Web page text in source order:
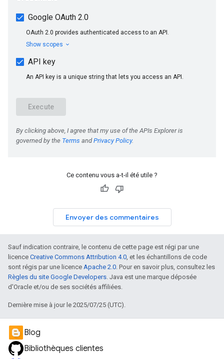
Ce contenu vous a-t-il été utile ?
Envoyer des commentaires
Sauf indication contraire, le contenu de cette page est régi par une
licence Creative Commons Attribution 4.0, et les échantillons de code
sont régis par une licence Apache 2.0. Pour en savoir plus, consultez les
Règles du site Google Developers. Java est une marque déposée
d'Oracle et/ou de ses sociétés affiliées.
Dernière mise à jour le 2025/07/25 (UTC).
Blog
Bibliothèques clientes